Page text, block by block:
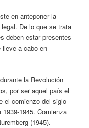
en anteponer la
De lo que se trata
deben estar presentes
lleve a cabo en
la Revolución
por ser aquel país el
el comienzo del siglo
1945. Comienza
(1945).